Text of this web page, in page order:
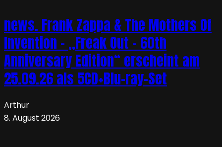
news. Frank Zappa & The Mothers Of
Invention – „Freak Out – 60th
Anniversary Edition“ erscheint am
25.09.26 als 5CD+Blu-ray-Set
Arthur
8. August 2026